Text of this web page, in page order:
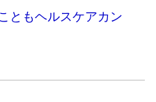
ともヘルスケアカン